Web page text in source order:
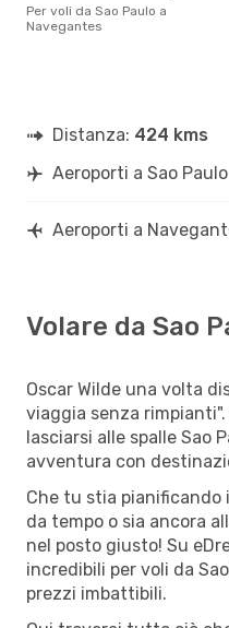
Per voli da Sao Paulo a
Navegantes
Distanza: 424 kms
Aeroporti a Sao Paulo
Aeroporti a
Volare da Sao
Oscar Wilde una volta
viaggia senza
lasciarsi alle spalle Sao
avventura con
Che tu stia pianificando
da tempo o sia ancora
nel posto giusto! Su
incredibili per voli da
prezzi imbattibili.